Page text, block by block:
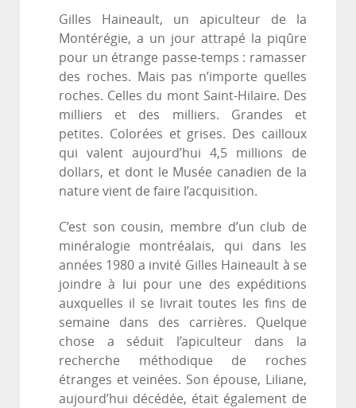
Gilles Haineault, un apiculteur de la
Montérégie, a un jour attrapé la piqûre
pour un étrange passe-temps : ramasser
des roches. Mais pas n’importe quelles
roches. Celles du mont Saint-Hilaire. Des
milliers et des milliers. Grandes et
petites. Colorées et grises. Des cailloux
qui valent aujourd’hui 4,5 millions de
dollars, et dont le Musée canadien de la
nature vient de faire l’acquisition.
C’est son cousin, membre d’un club de
minéralogie montréalais, qui dans les
années 1980 a invité Gilles Haineault à se
joindre à lui pour une des expéditions
auxquelles il se livrait toutes les fins de
semaine dans des carrières. Quelque
chose a séduit l’apiculteur dans la
recherche méthodique de roches
étranges et veinées. Son épouse, Liliane,
aujourd’hui décédée, était également de